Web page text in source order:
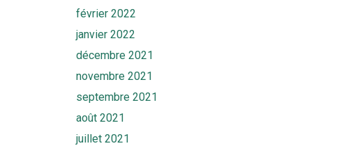
février 2022
janvier 2022
décembre 2021
novembre 2021
septembre 2021
août 2021
juillet 2021